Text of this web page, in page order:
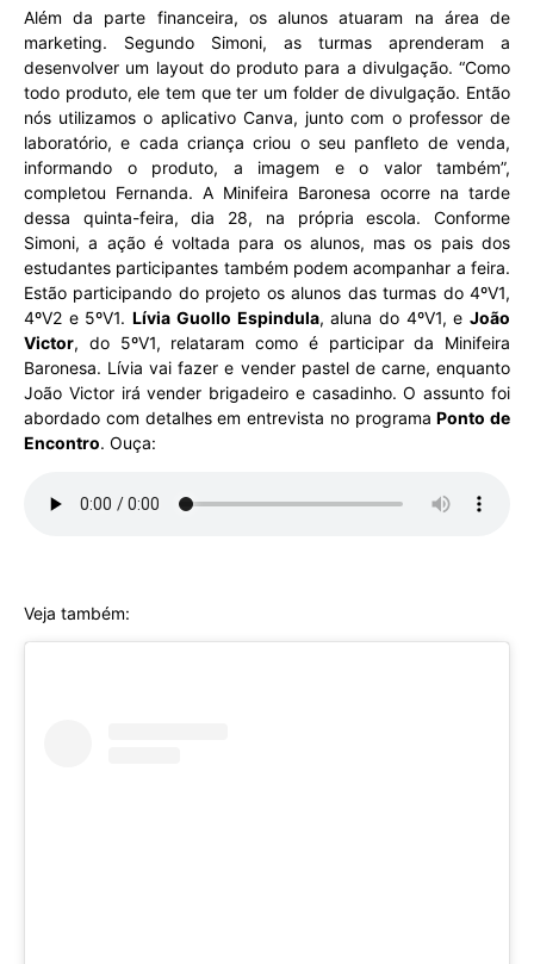
Além da parte financeira, os alunos atuaram na área de
marketing. Segundo Simoni, as turmas aprenderam a
desenvolver um layout do produto para a divulgação. “Como
todo produto, ele tem que ter um folder de divulgação. Então
nós utilizamos o aplicativo Canva, junto com o professor de
laboratório, e cada criança criou o seu panfleto de venda,
informando o produto, a imagem e o valor também”,
completou Fernanda. A Minifeira Baronesa ocorre na tarde
dessa quinta-feira, dia 28, na própria escola. Conforme
Simoni, a ação é voltada para os alunos, mas os pais dos
estudantes participantes também podem acompanhar a feira.
Estão participando do projeto os alunos das turmas do 4ºV1,
4ºV2 e 5ºV1.Lívia Guollo Espindula, aluna do 4ºV1, eJoão
Victor, do 5ºV1, relataram como é participar da Minifeira
Baronesa. Lívia vai fazer e vender pastel de carne, enquanto
João Victor irá vender brigadeiro e casadinho. O assunto foi
abordado com detalhes em entrevista no programaPonto de
Encontro. Ouça:
Veja também: